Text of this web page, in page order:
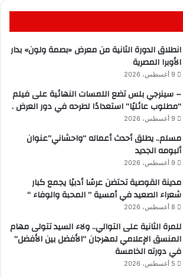
انطلاق الدورة الثانية من معرض «بصمة ولون» بدار
الأوبرا المصرية
9 أغسطس، 2026
– سينرجي بلس تضع اللمسات النهائية على فيلم
“مطلوب عائليًا” استعدادًا لطرحه في دور العرض .
9 أغسطس، 2026
مسلم.. يطلق أحدث أعماله “واحشاني”عنوان
ألبومه الجديد
9 أغسطس، 2026
مدينة القوصية تحتضن عرسًا أدبيًا يجمع كبار
شعراء الصعيد في أمسية ” المحبة والوفاء “
8 أغسطس، 2026
للمرة الثانية على التوالي.. ولاء السيد تتولى مهام
المنسق الإعلامي لمهرجان “الأفضل بين الأفضل”
في دورته الخامسة
5 أغسطس، 2026